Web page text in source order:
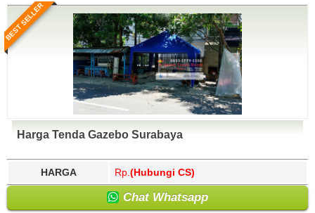
BEST SELLER
Harga Tenda Gazebo Surabaya
HARGA Rp. (Hubungi CS)
Chat Whatsapp